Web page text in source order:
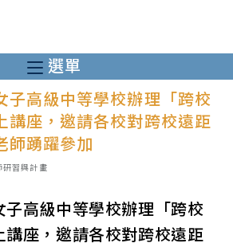
選單
子高級中等學校辦理「跨校
講座，邀請各校對跨校遠距
師踴躍參加
研習與計畫
子高級中等學校辦理「跨校
講座，邀請各校對跨校遠距